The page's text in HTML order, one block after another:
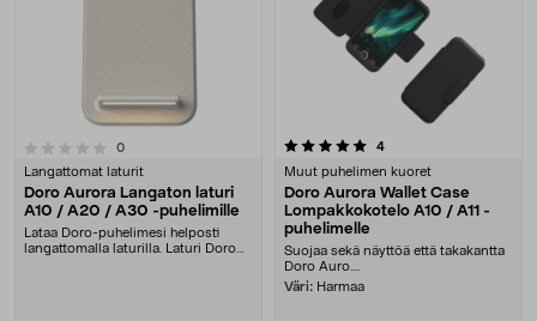
0arvostelut
Langattomat laturit
Doro Aurora Langaton laturi
A10 / A20 / A30 -puhelimille
Lataa Doro-puhelimesi helposti
langattomalla laturilla. Laturi Doro
5.0 viidestä tähdestä 4arvostelut
Muut puhelimen kuoret
Doro Aurora Wallet Case
Lompakkokotelo A10 / A11 -
puhelimelle
Suojaa sekä näyttöä että takakantta
Doro Auro....
Väri: Harmaa